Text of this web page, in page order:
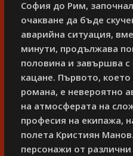
София до Рим,
очакване да бъде
аварийна ситуация,
минути, продължава
половина и завършва
кацане. Първото,
романа, е невероятно
на атмосферата на
професия на екипажа,
полета Кристиян
персонажи от